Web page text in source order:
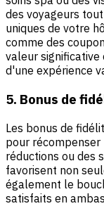
des voyageurs
uniques de votre
comme des
valeur significative
d'une expérience
5. Bonus de
Les bonus de
pour récompenser
réductions ou des
favorisent non
également le
satisfaits en